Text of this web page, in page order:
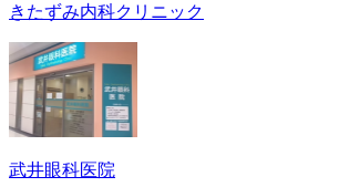
きたずみ内科クリニック
武井眼科医院